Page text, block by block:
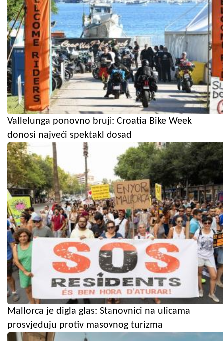
Vallelunga ponovno bruji: Croatia Bike Week
donosi najveći spektakl dosad
Mallorca je digla glas: Stanovnici na ulicama
prosvjeduju protiv masovnog turizma